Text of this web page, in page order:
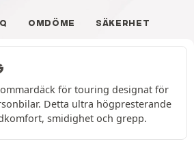
OMDÖME SÄKERHET
för touring designat för
Detta ultra högpresterande
smidighet och grepp.